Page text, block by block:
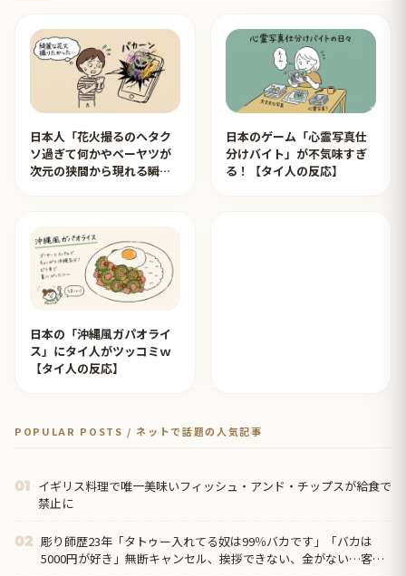
日本人「花火撮るのヘタク
ソ過ぎて何かやベーヤツが
次元の狭間から現れる瞬間
日本のゲーム「心霊写真仕
分けバイト」が不気味すぎ
る！【タイ人の反応】
日本の「沖縄風ガパオライ
ス」にタイ人がツッコミｗ
【タイ人の反応】
POPULAR POSTS / ネットで話題の人気記事
01 イギリス料理で唯一美味いフィッシュ・アンド・チップスが給食で
禁止に
02 彫り師歴23年「タトゥー入れてる奴は99％バカです」「バカは
5000円が好き」無断キャンセル、挨拶できない、金がない…客層